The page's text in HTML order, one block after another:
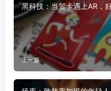
黑科技：当贺卡遇上AR，
上一篇